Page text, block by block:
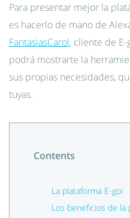
Para presentar mejor la
es hacerlo de mano de
FantasiasCarol, cliente de
podrá mostrarte la
sus propias necesidades,
tuyas.
Contents
La plataforma E-goi
Los beneficios de la